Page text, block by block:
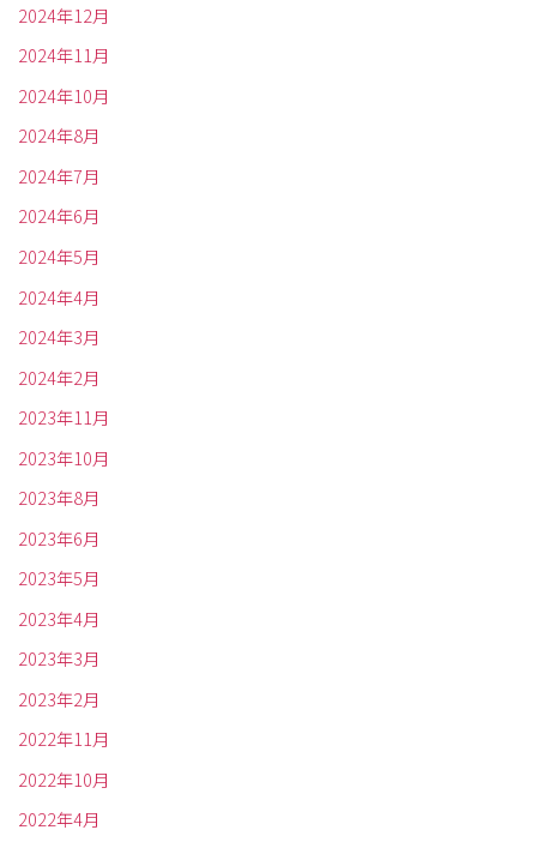
2024年12月
2024年11月
2024年10月
2024年8月
2024年7月
2024年6月
2024年5月
2024年4月
2024年3月
2024年2月
2023年11月
2023年10月
2023年8月
2023年6月
2023年5月
2023年4月
2023年3月
2023年2月
2022年11月
2022年10月
2022年4月